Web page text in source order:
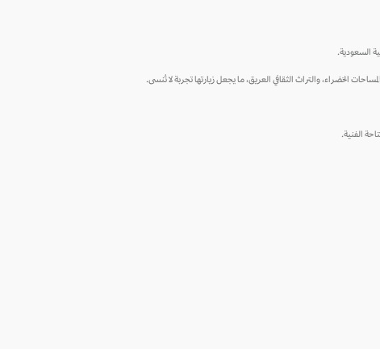
السعودية.
الخضراء، والتراث الثقافي العريق، ما يجعل زيارتها تجربة لا تُنسى.
الفنية.